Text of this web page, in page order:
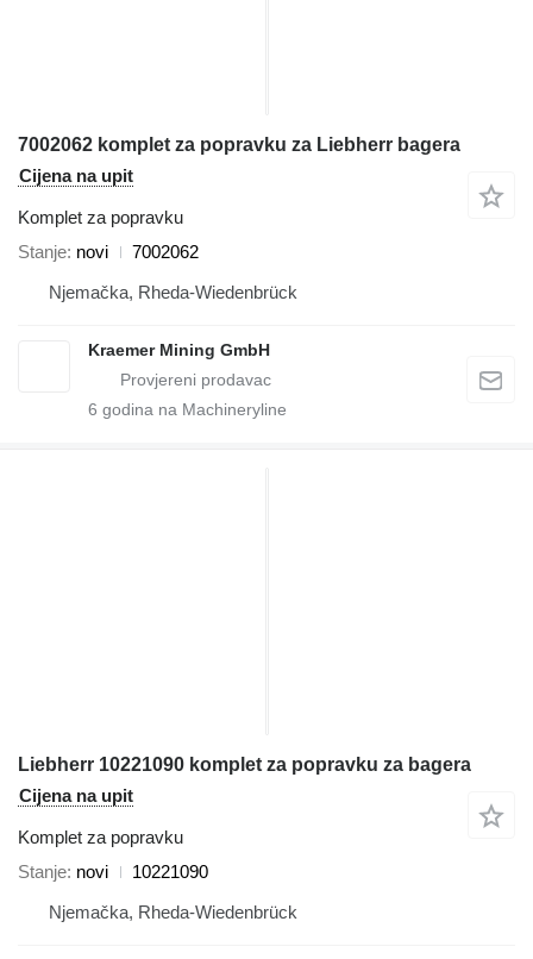
7002062 komplet za popravku za Liebherr bagera
Cijena na upit
Komplet za popravku
Stanje novi
7002062
Njemačka, Rheda-Wiedenbrück
Kraemer Mining GmbH
6 godina na Machineryline
Liebherr 10221090 komplet za popravku za bagera
Cijena na upit
Komplet za popravku
Stanje novi
10221090
Njemačka, Rheda-Wiedenbrück